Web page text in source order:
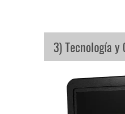
3) Tecnología